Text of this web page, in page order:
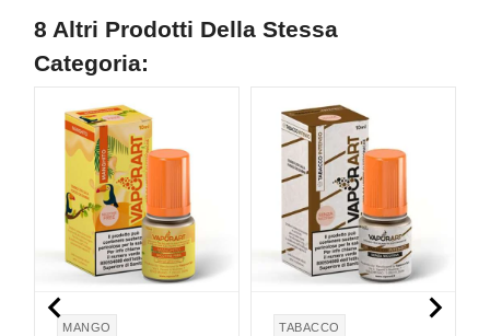
8 Altri Prodotti Della Stessa
Categoria:
MANGO
NON DISPONIBILE
TABACCO
 